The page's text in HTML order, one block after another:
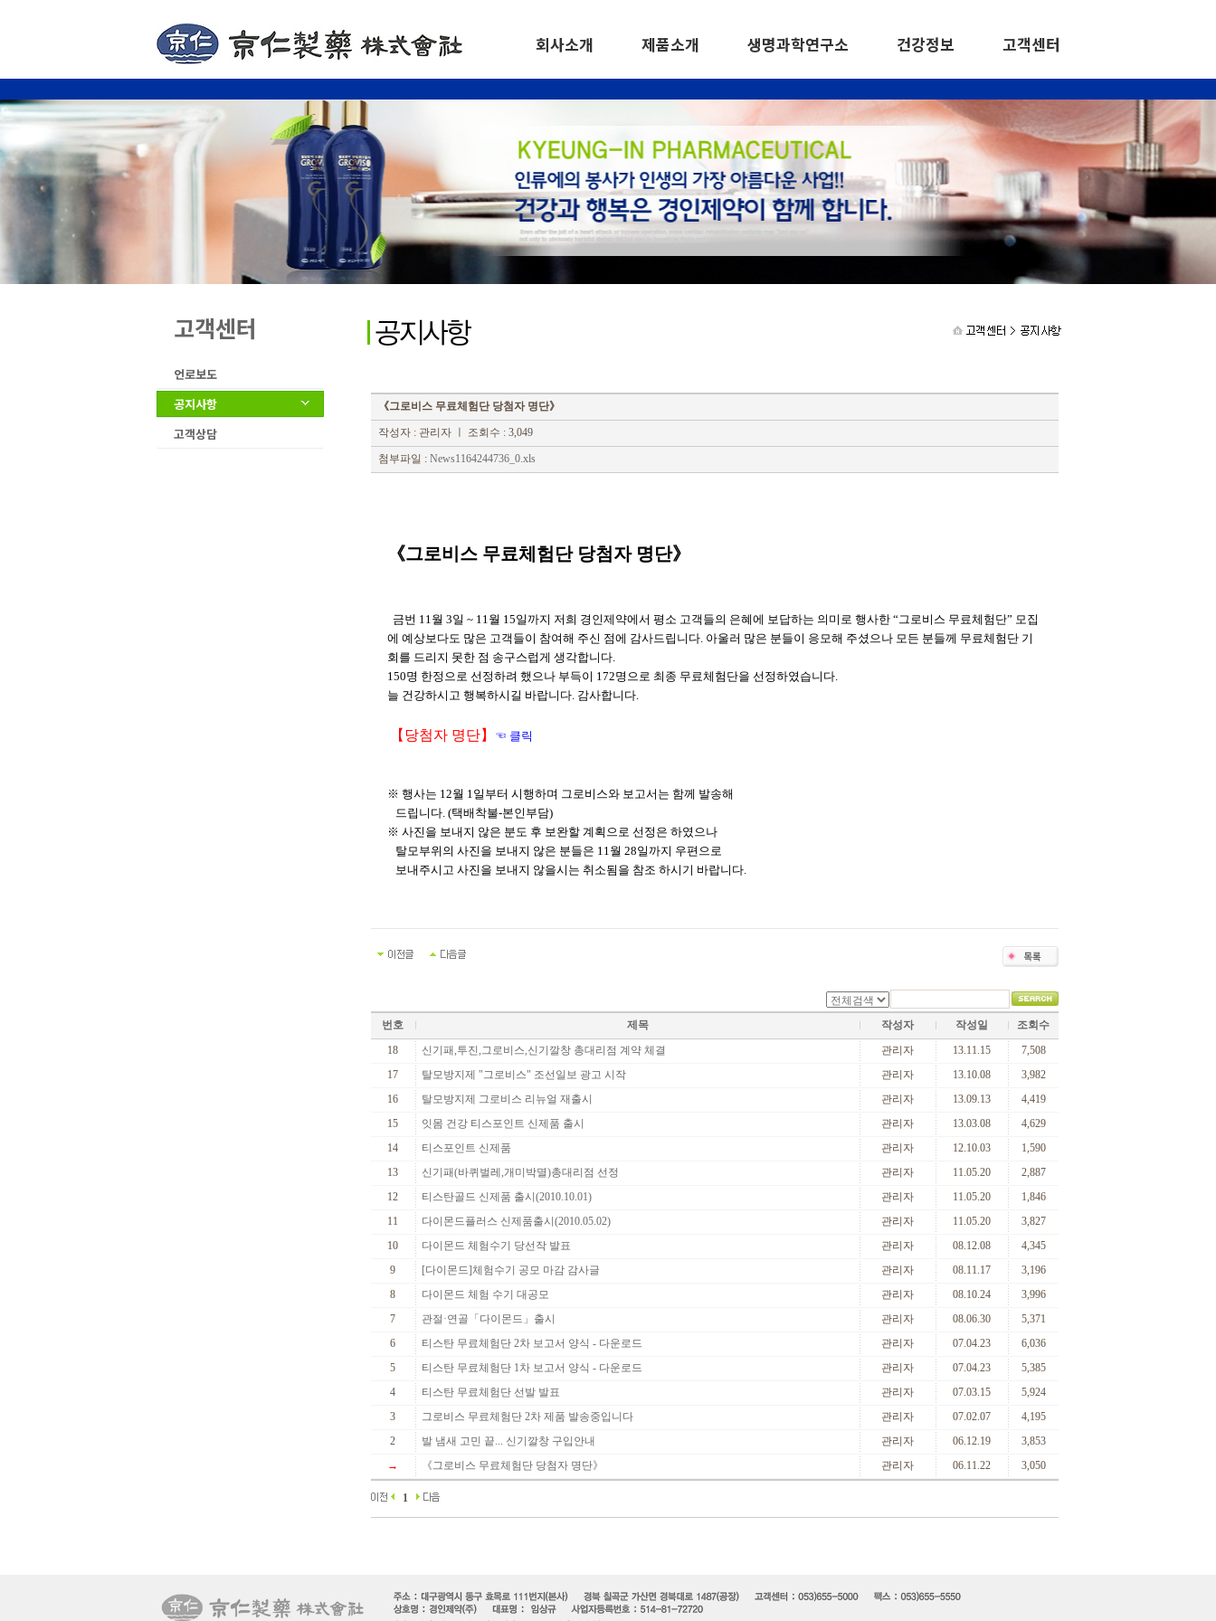
회사소개 제품소개 생명과학연구소 건강정보 고객센터
고객센터
언로보도
공지사항
고객상담
《그로비스 무료체험단 당첨자 명단》
작성자 : 관리자 ㅣ 조회수 : 3,049
첨부파일 : News1164244736_0.xls
《그로비스 무료체험단 당첨자 명단》
금번 11월 3일 ~ 11월 15일까지 저희 경인제약에서 평소 고객들의 은혜에 보답하는 의미로 행사한 “그로비스 무료체험단” 모집
에 예상보다도 많은 고객들이 참여해 주신 점에 감사드립니다. 아울러 많은 분들이 응모해 주셨으나 모든 분들께 무료체험단 기
회를 드리지 못한 점 송구스럽게 생각합니다.
150명 한정으로 선정하려 했으나 부득이 172명으로 최종 무료체험단을 선정하였습니다.
늘 건강하시고 행복하시길 바랍니다. 감사합니다.
【당첨자 명단】 ☜ 클릭
※ 행사는 12월 1일부터 시행하며 그로비스와 보고서는 함께 발송해
드립니다. (택배착불-본인부담)
※ 사진을 보내지 않은 분도 후 보완할 계획으로 선정은 하였으나
탈모부위의 사진 을 보내지 않은 분들은 11월 28일까지 우편으로
보내주시고 사진을 보내지 않을시는 취소됨을 참조 하시기 바랍니다.
번호 제목 작성자 작성일
조회수
18
신기패,투진,그로비스,신기깔창 총대리점 계약 체결 관리자 13.11.15
7,508
17
탈모방지제 "그로비스" 조선일보 광고 시작 관리자 13.10.08
3,982
16
탈모방지제 그로비스 리뉴얼 재출시 관리자 13.09.13
4,419
15
잇몸 건강 티스포인트 신제품 출시 관리자 13.03.08
4,629
14
티스포인트 신제품 관리자 12.10.03
1,590
13
신기패(바퀴벌레,개미박멸)총대리점 선정 관리자 11.05.20
2,887
12
티스탄골드 신제품 출시(2010.10.01) 관리자 11.05.20
1,846
11
다이몬드플러스 신제품출시(2010.05.02) 관리자 11.05.20
3,827
10
다이몬드 체험수기 당선작 발표 관리자 08.12.08
4,345
9
[다이몬드]체험수기 공모 마감 감사글 관리자 08.11.17
3,196
8
다이몬드 체험 수기 대공모 관리자 08.10.24
3,996
7
관절·연골「다이몬드」출시 관리자 08.06.30
5,371
6
티스탄 무료체험단 2차 보고서 양식 - 다운로드 관리자 07.04.23
6,036
5
티스탄 무료체험단 1차 보고서 양식 - 다운로드 관리자 07.04.23
5,385
4
티스탄 무료체험단 선발 발표 관리자 07.03.15
5,924
3
그로비스 무료체험단 2차 제품 발송중입니다 관리자 07.02.07
4,195
2
발 냄새 고민 끝... 신기깔창 구입안내 관리자 06.12.19
3,853
→
《그로비스 무료체험단 당첨자 명단》 관리자 06.11.22 3,050
1